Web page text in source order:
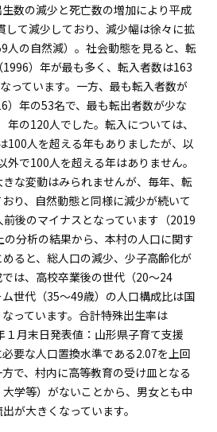
数の減少と死亡数の増加により平成
して減少しており、減少幅は徐々に拡
人の自然減）。社会動態を見ると、転
）年が最も多く、転入者数は163
っています。一方、最も転入者数が
）年の53名で、最も転出者数が少な
の120人でした。転入については、
100人を超える年もありましたが、以
で100人を超える年はありません。
な変動はみられませんが、毎年、転
り、自然動態と同様に減少が続いて
後のマイナスとなっています（2019
分析の結果から、本村の人口に関す
ると、総人口の減少、少子高齢化が
は、高校卒業後の世代（20～24
世代（35～49歳）の人口構成比は国
っています。合計特殊出生率は
月末日発表値：山形県子育て支援
要な人口置換水準である2.07を上回
で、村内に高等教育の受け皿となる
学等）がないことから、男女とも中
が大きくなっています。